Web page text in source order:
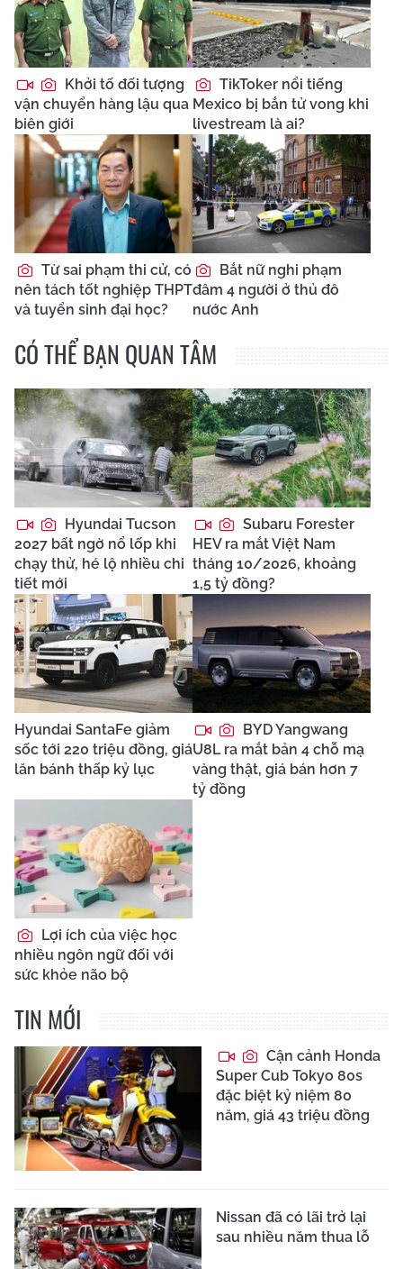
Khởi tố đối tượng
vận chuyển hàng lậu qua
biên giới
TikToker nổi tiếng
Mexico bị bắn tử vong khi
livestream là ai?
Từ sai phạm thi cử, có
nên tách tốt nghiệp THPT
và tuyển sinh đại học?
Bắt nữ nghi phạm
đâm 4 người ở thủ đô
nước Anh
CÓ THỂ BẠN QUAN TÂM
Hyundai Tucson
2027 bất ngờ nổ lốp khi
chạy thử, hé lộ nhiều chi
tiết mới
Subaru Forester
HEV ra mắt Việt Nam
tháng 10/2026, khoảng
1,5 tỷ đồng?
Hyundai SantaFe giảm
sốc tới 220 triệu đồng, giá
lăn bánh thấp kỷ lục
BYD Yangwang
U8L ra mắt bản 4 chỗ mạ
vàng thật, giá bán hơn 7
tỷ đồng
Lợi ích của việc học
nhiều ngôn ngữ đối với
sức khỏe não bộ
TIN MỚI
Cận cảnh Honda
Super Cub Tokyo 80s
đặc biệt kỷ niệm 80
năm, giá 43 triệu đồng
Nissan đã có lãi trở lại
sau nhiều năm thua lỗ